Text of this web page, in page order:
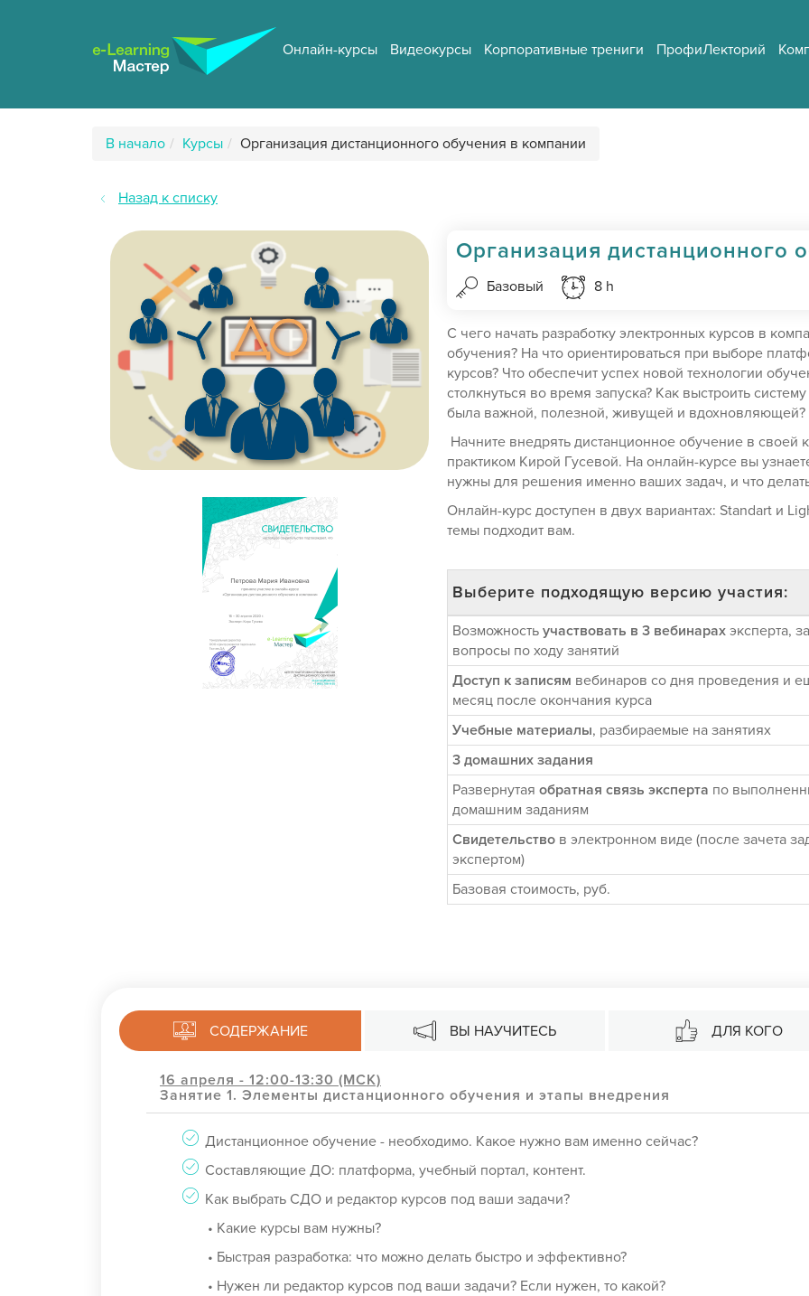
Онлайн-курсы Видеокурсы Корпоративные трениги ПрофиЛекторий
ПутьВ начало Курсы Организация дистанционного обучения в компании
Назад к списку
Организация дистанционного
Базовый 8 h
С чего начать разработку электронных курсов в
обучения? На что ориентироваться при выборе
курсов? Что обеспечит успех новой технологии
столкнуться во время запуска? Как выстроить
была важной, полезной, живущей и вдохновляющей?
Начните внедрять дистанционное обучение в
практиком Кирой Гусевой. На онлайн-курсе вы
нужны для решения именно ваших задач, и что
Онлайн-курс доступен в двух вариантах: Standart и
темы подходит вам.
Выберите подходящую версию участия:
Возможностьучаствовать в 3 вебинарах эксперта,
вопросы по ходу занятий
Доступ к записям вебинаров со дня проведения и
месяц после окончания курса
Учебные материалы, разбираемые на занятиях
3 домашних задания
Развернутаяобратная связь эксперта по
домашним заданиям
Свидетельство в электронном виде (после зачета
экспертом)
Базовая стоимость, руб.
СОДЕРЖАНИЕ ВЫ НАУЧИТЕСЬ ДЛЯ КОГО
16 апреля - 12:00-13:30 (МСК)
Занятие 1. Элементы дистанционного обучения и этапы внедрения
Дистанционное обучение - необходимо. Какое нужно вам именно сейчас?
Составляющие ДО: платформа, учебный портал, контент.
Как выбрать СДО и редактор курсов под ваши задачи?
• Какие курсы вам нужны?
• Быстрая разработка: что можно делать быстро и эффективно?
• Нужен ли редактор курсов под ваши задачи? Если нужен, то какой?